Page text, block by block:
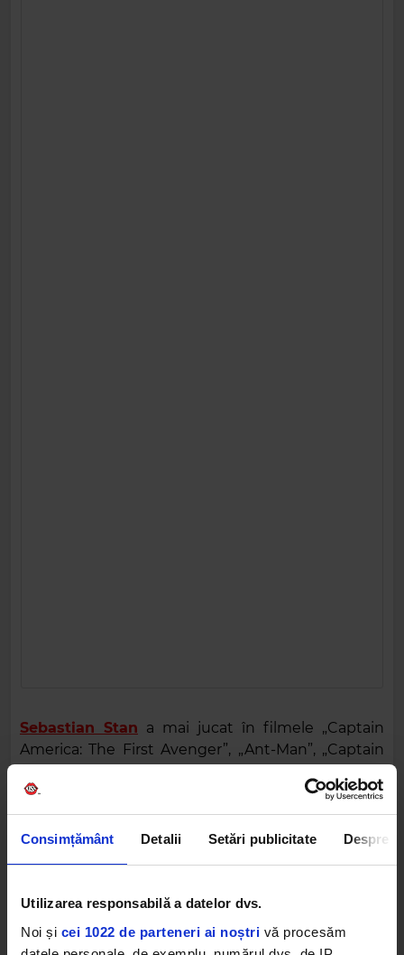
Consimțământ Detalii Setări publicitate Despre
Utilizarea responsabilă a datelor dvs.
Noi și cei 1022 de parteneri ai noștri vă procesăm
Sebastian Stan a mai jucat în filmele „Captain
America: The First Avenger”, „Ant-Man”, „Captain
Infinity War”, „Ricki and the Flash”, „The Martian” şi
„I, Tonya”.
CHRIS EVANS